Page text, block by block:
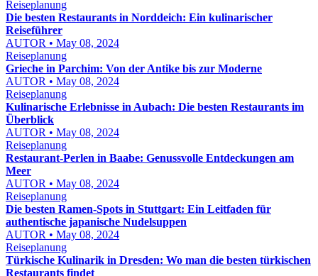
Reiseplanung
Die besten Restaurants in Norddeich: Ein kulinarischer
Reiseführer
AUTOR • May 08, 2024
Reiseplanung
Grieche in Parchim: Von der Antike bis zur Moderne
AUTOR • May 08, 2024
Reiseplanung
Kulinarische Erlebnisse in Aubach: Die besten Restaurants im
Überblick
AUTOR • May 08, 2024
Reiseplanung
Restaurant-Perlen in Baabe: Genussvolle Entdeckungen am
Meer
AUTOR • May 08, 2024
Reiseplanung
Die besten Ramen-Spots in Stuttgart: Ein Leitfaden für
authentische japanische Nudelsuppen
AUTOR • May 08, 2024
Reiseplanung
Türkische Kulinarik in Dresden: Wo man die besten türkischen
Restaurants findet